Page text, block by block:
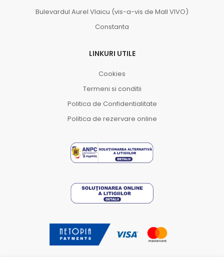
Bulevardul Aurel Vlaicu (vis-a-vis de Mall VIVO)
Constanta
LINKURI UTILE
Cookies
Termeni si conditii
Politica de Confidentialitate
Politica de rezervare online